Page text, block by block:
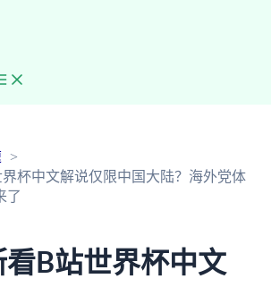
杯中文解说仅限中国大陆？海外党体
了
B站世界杯中文